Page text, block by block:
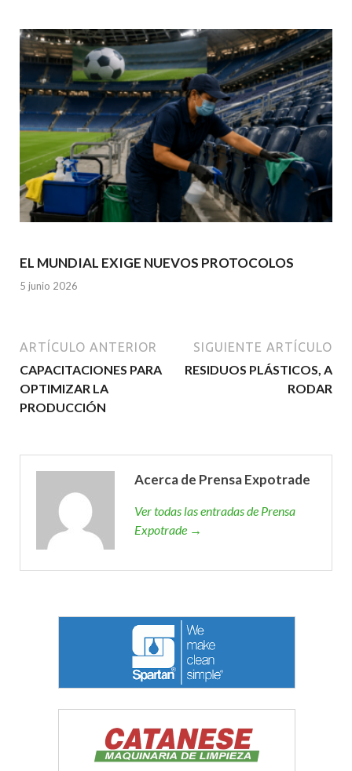
EL MUNDIAL EXIGE NUEVOS PROTOCOLOS
5 junio 2026
ARTÍCULO ANTERIOR
CAPACITACIONES PARA
OPTIMIZAR LA
PRODUCCIÓN
SIGUIENTE ARTÍCULO
RESIDUOS PLÁSTICOS, A
RODAR
Acerca de Prensa Expotrade
Ver todas las entradas de Prensa
Expotrade →